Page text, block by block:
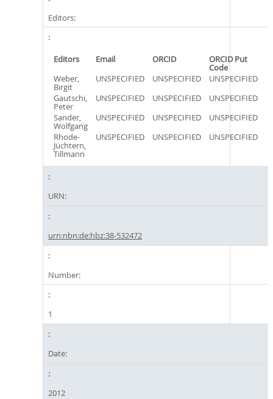
Editors:
Editors Email ORCID ORCID Put
Code
Weber,
Birgit
UNSPECIFIED UNSPECIFIED
UNSPECIFIED
Gautschi,
Peter
UNSPECIFIED UNSPECIFIED
UNSPECIFIED
Sander,
Wolfgang
UNSPECIFIED UNSPECIFIED
UNSPECIFIED
Rhode-
Jüchtern,
Tillmann
UNSPECIFIED UNSPECIFIED UNSPECIFIED
URN:
urn:nbn:de:hbz:38-532472
Number:
1
Date:
2012